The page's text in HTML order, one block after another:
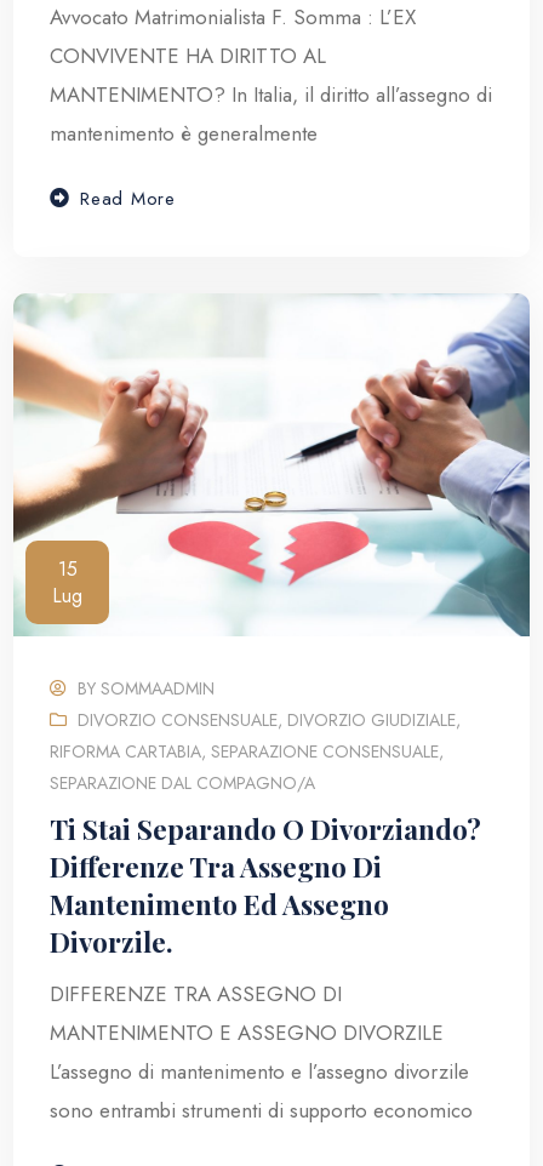
Avvocato Matrimonialista F. Somma : L’EX
CONVIVENTE HA DIRITTO AL
MANTENIMENTO? In Italia, il diritto all’assegno di
mantenimento è generalmente
Read More
15
Lug
BYSOMMAADMIN
DIVORZIO CONSENSUALE, DIVORZIO GIUDIZIALE,
RIFORMA CARTABIA,SEPARAZIONE CONSENSUALE,
SEPARAZIONE DAL COMPAGNO/A
Ti Stai Separando O Divorziando?
Differenze Tra Assegno Di
Mantenimento Ed Assegno
Divorzile.
DIFFERENZE TRA ASSEGNO DI
MANTENIMENTO E ASSEGNO DIVORZILE
L’assegno di mantenimento e l’assegno divorzile
sono entrambi strumenti di supporto economico